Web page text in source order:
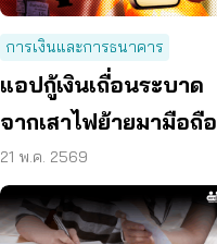
การเงินและการธนาคาร
แอปกู้เงินเถื่อนระบาด
จากเสาไฟย้ายมามือถือ
อาจจบด้วย “กู้หมื่น คืน
แสน”
21 พ.ค. 2569